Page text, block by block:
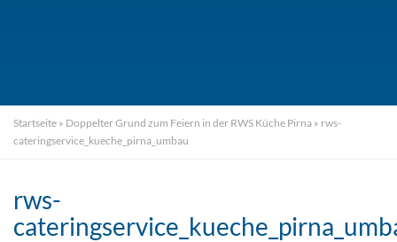
Startseite » Doppelter Grund zum Feiern in der RWS Küche Pirna » rws-
cateringservice_kueche_pirna_umbau
rws-